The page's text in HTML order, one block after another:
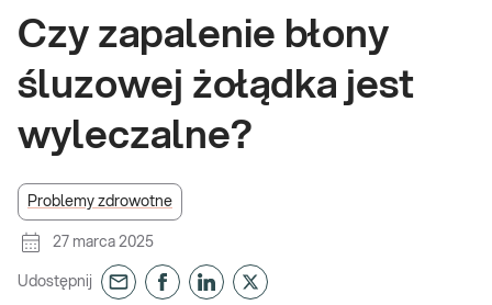
Czy zapalenie błony
śluzowej żołądka jest
wyleczalne?
Problemy zdrowotne
27 marca 2025
Udostępnij